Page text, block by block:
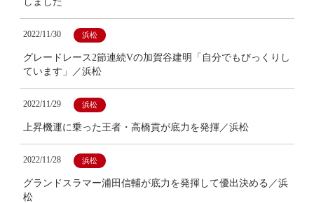
2022/11/30 浜松
グレードレース2節連続Vの加賀谷建明「自分でもびっくりし
ています」／浜松
2022/11/29 浜松
上昇機運に乗った王者・高橋貢が底力を発揮／浜松
2022/11/28 浜松
グランドスラマー浦田信輔が底力を発揮して優出決める／浜
松